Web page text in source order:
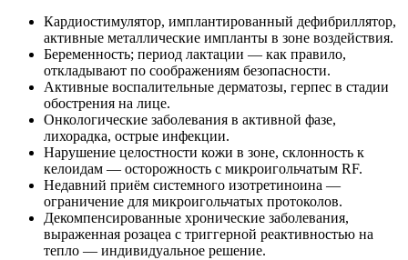
Кардиостимулятор, имплантированный дефибриллятор,
активные металлические импланты в зоне воздействия.
Беременность; период лактации — как правило,
откладывают по соображениям безопасности.
Активные воспалительные дерматозы, герпес в стадии
обострения на лице.
Онкологические заболевания в активной фазе,
лихорадка, острые инфекции.
Нарушение целостности кожи в зоне, склонность к
келоидам — осторожность с микроигольчатым RF.
Недавний приём системного изотретиноина —
ограничение для микроигольчатых протоколов.
Декомпенсированные хронические заболевания,
выраженная розацеа с триггерной реактивностью на
тепло — индивидуальное решение.